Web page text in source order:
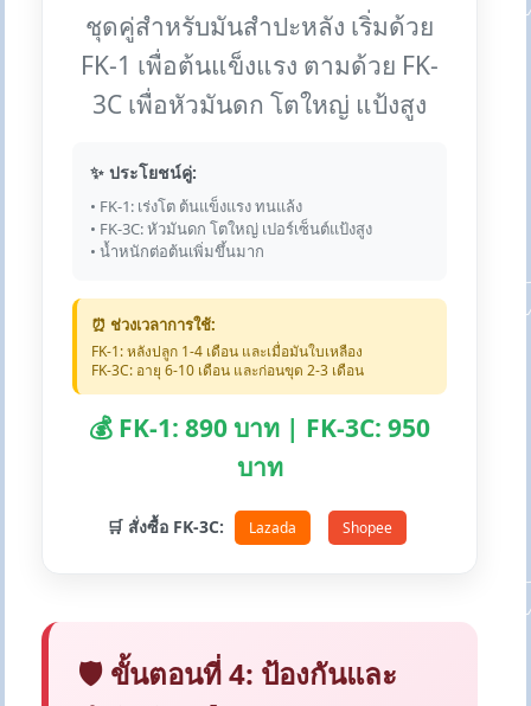
ชุดคู่สำหรับมันสำปะหลัง เริ่มด้วย
FK-1 เพื่อต้นแข็งแรง ตามด้วย FK-
3C เพื่อหัวมันดก โตใหญ่ แป้งสูง
✨ ประโยชน์คู่:
• FK-1: เร่งโต ต้นแข็งแรง ทนแล้ง
• FK-3C: หัวมันดก โตใหญ่ เปอร์เซ็นต์แป้งสูง
• น้ำหนักต่อต้นเพิ่มขึ้นมาก
⏰ ช่วงเวลาการใช้:
FK-1: หลังปลูก 1-4 เดือน และเมื่อมันใบเหลือง
FK-3C: อายุ 6-10 เดือน และก่อนขุด 2-3 เดือน
💰 FK-1: 890 บาท | FK-3C: 950
บาท
🛒 สั่งซื้อ FK-3C: Lazada Shopee
🛡️ ขั้นตอนที่ 4: ป้องกันและ